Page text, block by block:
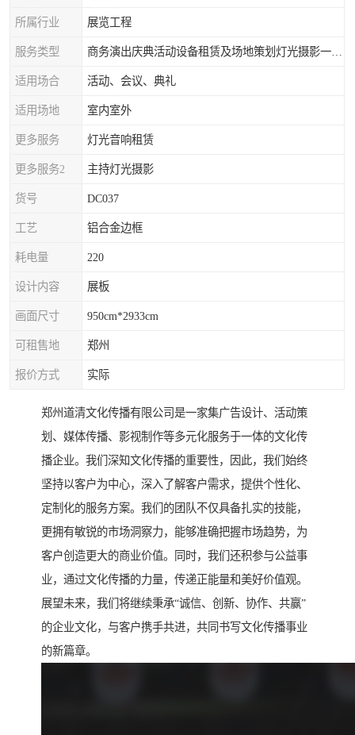
所属行业 展览工程
服务类型
适用场合 活动、会议、典礼
适用场地 室内室外
更多服务 灯光音响租赁
更多服务2 主持灯光摄影
货号 DC037
工艺 铝合金边框
耗电量 220
设计内容 展板
画面尺寸 950cm*2933cm
可租售地 郑州
报价方式 实际
郑州道清文化传播有限公司是一家集广告设计、活动策
划、媒体传播、影视制作等多元化服务于一体的文化传
播企业。我们深知文化传播的重要性，因此，我们始终
坚持以客户为中心，深入了解客户需求，提供个性化、
定制化的服务方案。我们的团队不仅具备扎实的技能，
更拥有敏锐的市场洞察力，能够准确把握市场趋势，为
客户创造更大的商业价值。同时，我们还积参与公益事
业，通过文化传播的力量，传递正能量和美好价值观。
展望未来，我们将继续秉承“诚信、创新、协作、共赢”
的企业文化，与客户携手共进，共同书写文化传播事业
的新篇章。